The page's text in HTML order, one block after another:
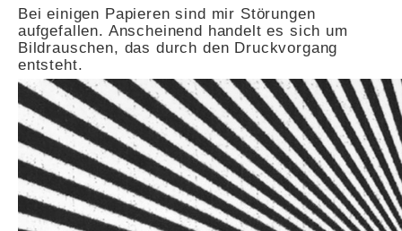
Bei einigen Papieren sind mir Störungen
aufgefallen. Anscheinend handelt es sich um
Bildrauschen, das durch den Druckvorgang
entsteht.